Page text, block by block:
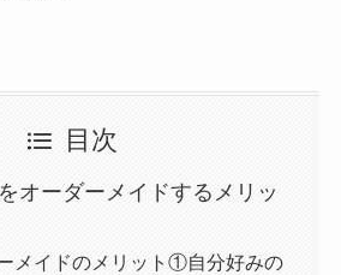
目次
オーダーメイドするメリッ
メイドのメリット①自分好みの